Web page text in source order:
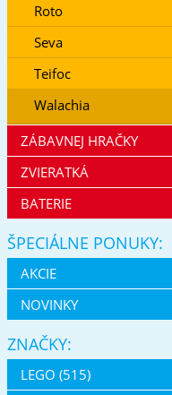
Roto
Seva
Teifoc
Walachia
ZÁBAVNEJ HRAČKY
ZVIERATKÁ
BATERIE
ŠPECIÁLNE PONUKY:
AKCIE
NOVINKY
ZNAČKY:
LEGO (515)